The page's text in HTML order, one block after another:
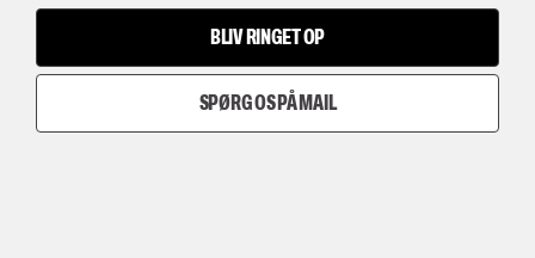
BLIV RINGET OP
SPØRG OS PÅ MAIL